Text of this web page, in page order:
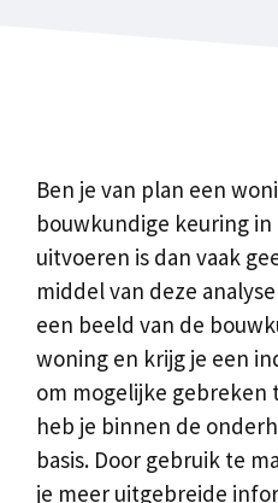
Ben je van plan een
bouwkundige keuring
uitvoeren is dan vaak
middel van deze
een beeld van de
woning en krijg je een
om mogelijke gebreken
heb je binnen de
basis. Door gebruik te
je meer uitgebreide